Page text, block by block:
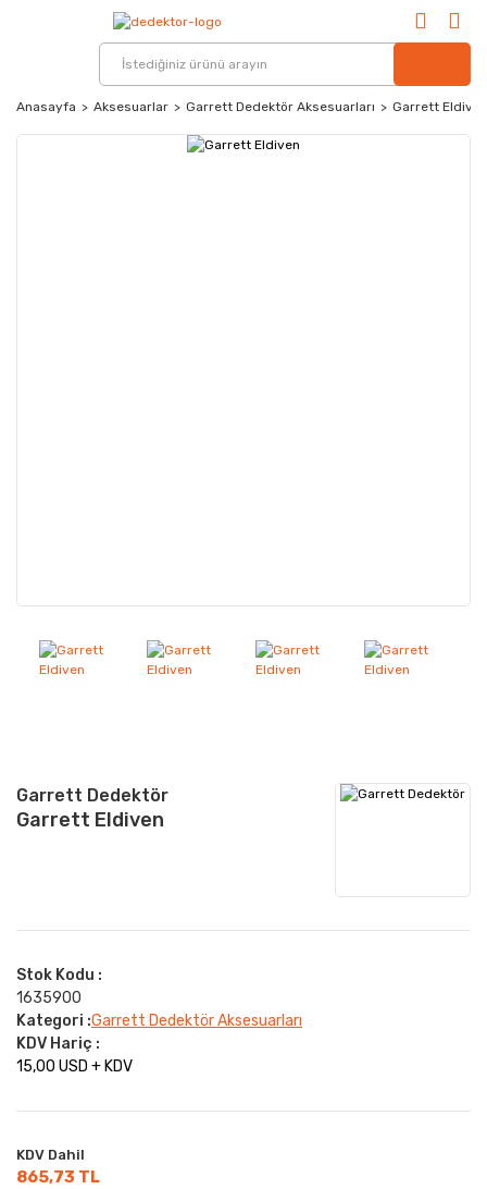
Anasayfa Aksesuarlar Garrett Dedektör Aksesuarları Garrett Eldiven
Garrett Dedektör
Garrett Eldiven
Stok Kodu :
1635900
Kategori :Garrett Dedektör Aksesuarları
KDV Hariç :
15,00 USD + KDV
KDV Dahil
865,73 TL